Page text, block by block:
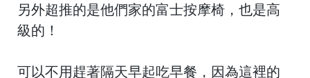
另外超推的是他們家的富士按摩椅，也是高
級的！
可以不用趕著隔天早起吃早餐，因為這裡的